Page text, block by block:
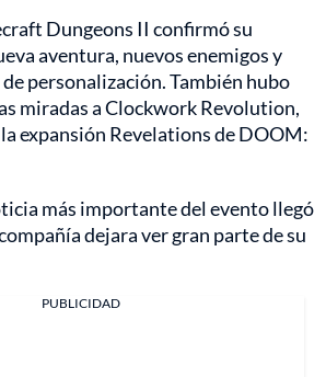
Dungeons II confirmó su
aventura, nuevos enemigos y
personalización. También hubo
miradas a Clockwork Revolution,
expansión Revelations de DOOM:
más importante del evento llegó
dejara ver gran parte de su
PUBLICIDAD